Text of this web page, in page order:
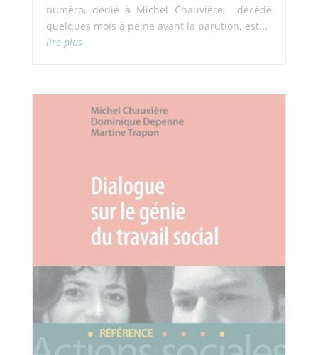
numéro, dédié à Michel Chauvière, décédé
quelques mois à peine avant la parution, est...
lire plus